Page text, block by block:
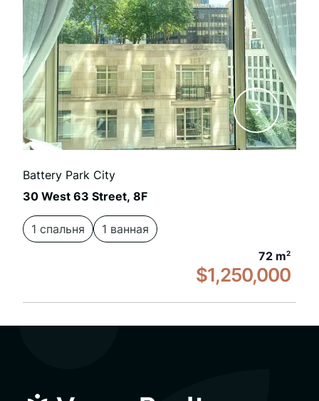
Battery Park City
30 West 63 Street, 8F
1 спальня
1 ванная
72 m2
$1,250,000